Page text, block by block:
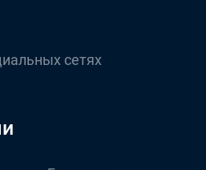
сетях